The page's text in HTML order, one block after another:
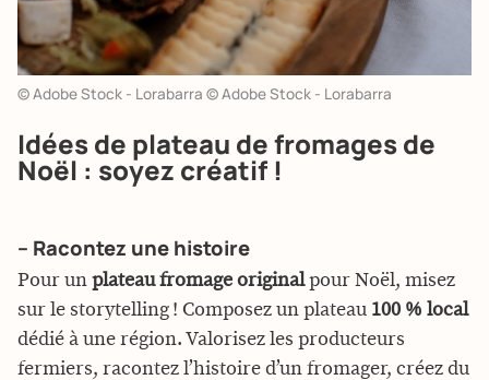
© Adobe Stock - Lorabarra © Adobe Stock - Lorabarra
Idées de plateau de fromages de
Noël : soyez créatif !
– Racontez une histoire
Pour un plateau fromage originalpour Noël, misez
sur le storytelling ! Composez un plateau 100 % local
dédié à une région. Valorisez les producteurs
fermiers, racontez l’histoire d’un fromager, créez du